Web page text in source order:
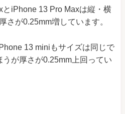
iPhone 13 Pro Maxは縦・横
さが0.25mm増しています。
13 miniもサイズは同じで
が厚さが0.25mm上回ってい